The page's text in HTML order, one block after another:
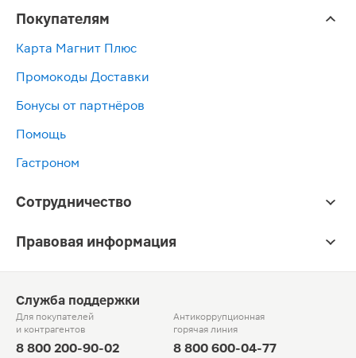
Покупателям
Карта Магнит Плюс
Промокоды Доставки
Бонусы от партнёров
Помощь
Гастроном
Сотрудничество
Правовая информация
Служба поддержки
Для покупателей
и контрагентов
8 800 200-90-02
Антикоррупционная
горячая линия
8 800 600-04-77